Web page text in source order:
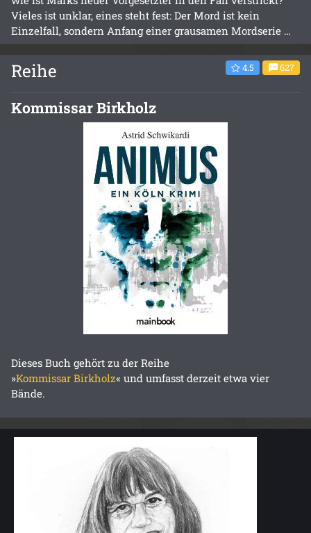
Vieles ist unklar, eines steht fest: Der Mord ist kein
Einzelfall, sondern Anfang einer grausamen Mordserie …
Reihe 4.5 627
Kommissar Birkholz
Dieses Buch gehört zu der Reihe
»Kommissar Birkholz« und umfasst derzeit etwa vier
Bände.